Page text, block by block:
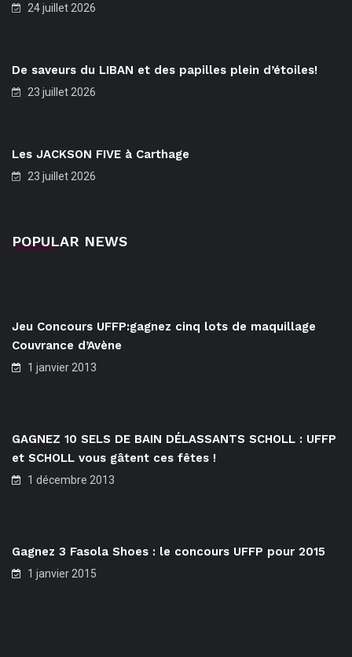
24 juillet 2026
De saveurs du LIBAN et des papilles plein d’étoiles!
23 juillet 2026
Les JACKSON FIVE à Carthage
23 juillet 2026
POPULAR NEWS
Jeu Concours UFFP:gagnez cinq lots de maquillage
Couvrance d’Avène
1 janvier 2013
GAGNEZ 10 SELS DE BAIN DÉLASSANTS SCHOLL : UFFP
et SCHOLL vous gâtent ces fêtes !
1 décembre 2013
Gagnez 3 Fasola Shoes : le concours UFFP pour 2015
1 janvier 2015